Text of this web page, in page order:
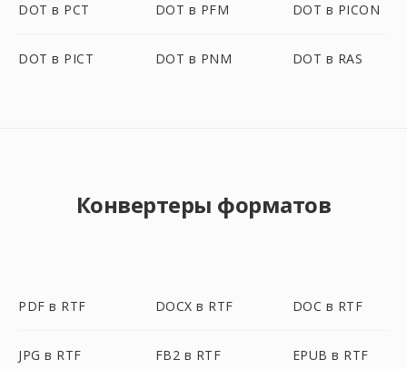
DOT в PCT DOT в PFM DOT в PICON
DOT в PICT DOT в PNM DOT в RAS
Конвертеры форматов
PDF в RTF DOCX в RTF DOC в RTF
JPG в RTF FB2 в RTF EPUB в RTF